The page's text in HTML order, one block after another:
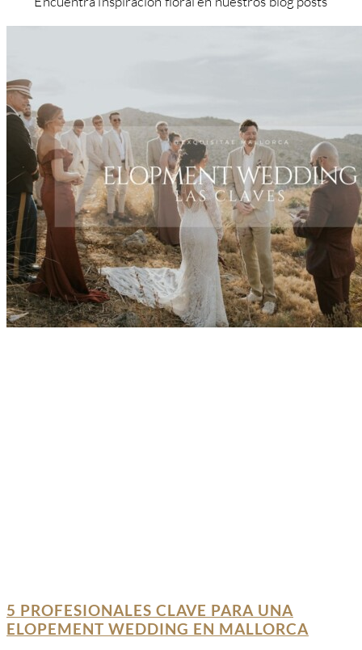
5 PROFESIONALES CLAVE PARA UNA
ELOPEMENT WEDDING EN MALLORCA